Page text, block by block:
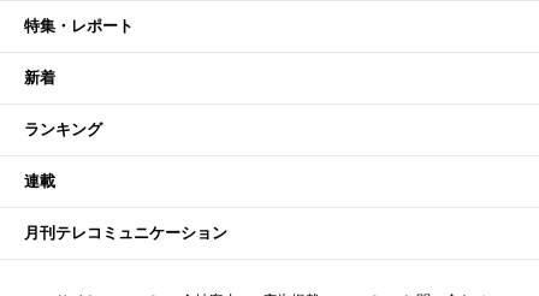
特集・レポート
新着
ランキング
連載
月刊テレコミュニケーション